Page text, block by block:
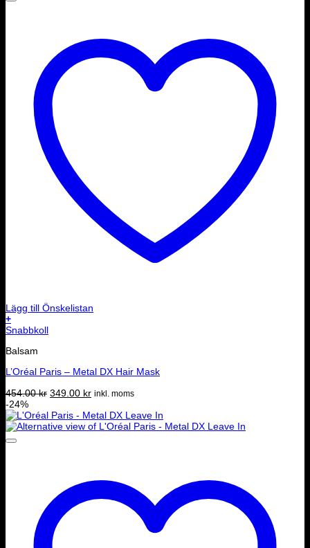
Lägg till Önskelistan
+
Snabbkoll
Balsam
L’Oréal Paris – Metal DX Hair Mask
454.00kr Det
priset
var:
349.00 krDet
priset
är:
inkl. moms
-24%